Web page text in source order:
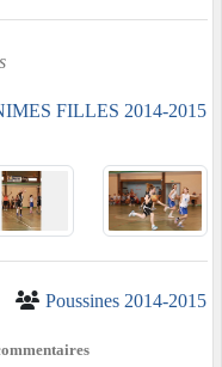
FILLES 2014-2015
Poussines 2014-2015